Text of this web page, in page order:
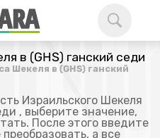
в (GHS) ганский седи
Шекеля в (GHS) ганский
Израильского Шекеля
, выберите значение,
После этого введите
а все